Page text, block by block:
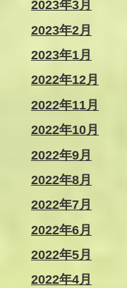
2023年3月
2023年2月
2023年1月
2022年12月
2022年11月
2022年10月
2022年9月
2022年8月
2022年7月
2022年6月
2022年5月
2022年4月